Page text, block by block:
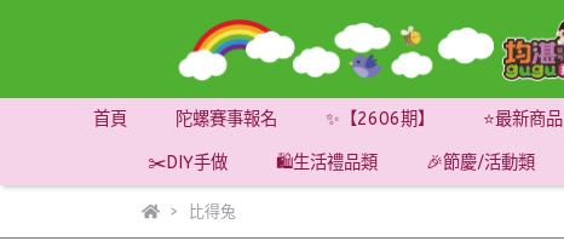
首頁 陀螺賽事報名 ✨【2606期】 ⭐最新商品
✂️DIY手做 🛍️生活禮品類 🎉節慶/活動類
比得兔